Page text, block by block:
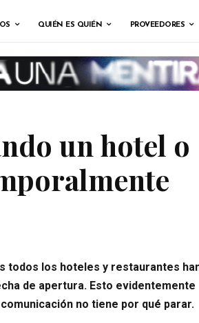
QUIÉN ES QUIÉN PROVEEDORES
un hotel o
todos los hoteles y restaurantes
de apertura. Esto evidentemente
no tiene por qué parar.